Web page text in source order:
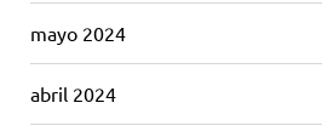
mayo 2024
abril 2024